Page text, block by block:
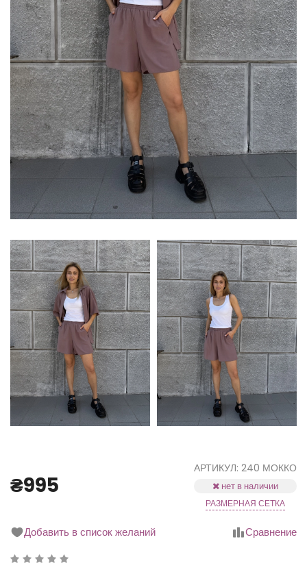
₴995
АРТИКУЛ: 240 МОККО
нет в наличии
РАЗМЕРНАЯ СЕТКА
Добавить в список желаний Сравнение